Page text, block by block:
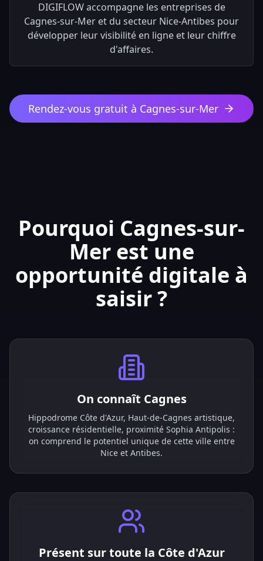
DIGIFLOW accompagne les entreprises de
Cagnes-sur-Mer et du secteur Nice-Antibes pour
développer leur visibilité en ligne et leur chiffre
d'affaires.
Rendez-vous gratuit à Cagnes-sur-Mer
Pourquoi Cagnes-sur-
Mer est une
opportunité digitale à
saisir ?
On connaît Cagnes
Hippodrome Côte d'Azur, Haut-de-Cagnes artistique,
croissance résidentielle, proximité Sophia Antipolis :
on comprend le potentiel unique de cette ville entre
Nice et Antibes.
Présent sur toute la Côte d'Azur